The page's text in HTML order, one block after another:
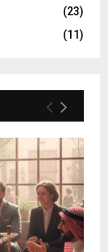
(23)
(11)